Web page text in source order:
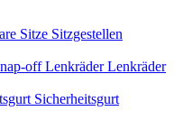
Sitze Sitzgestellen
offLenkräderLenkräder
Sicherheitsgurt